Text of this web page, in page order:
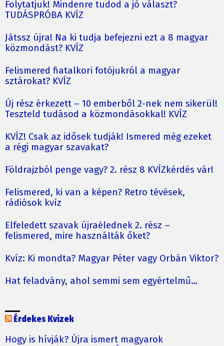
Folytatjuk! Mindenre tudod a jó választ?
TUDÁSPRÓBA KVÍZ
Játssz újra! Na ki tudja befejezni ezt a 8 magyar
közmondást? KVÍZ
Felismered fiatalkori fotójukról a magyar
sztárokat? KVÍZ
Új rész érkezett – 10 emberből 2-nek nem sikerül!
Teszteld tudásod a közmondásokkal! KVÍZ
KVÍZ! Csak az idősek tudják! Ismered még ezeket
a régi magyar szavakat?
Földrajzból penge vagy? 2. rész 8 KVÍZkérdés vár!
Felismered, ki van a képen? Retro tévések,
rádiósok kvíz
Elfeledett szavak újraélednek 2. rész –
felismered, mire használták őket?
Kvíz: Ki mondta? Magyar Péter vagy Orbán Viktor?
Hat feladvány, ahol semmi sem egyértelmű…
Érdekes Kvízek
Hogy is hívják? Újra ismert magyarok